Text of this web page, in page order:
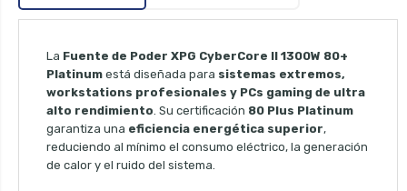
La Fuente de Poder XPG CyberCore II 1300W 80+
Platinum está diseñada para sistemas extremos,
workstations profesionales y PCs gaming de ultra
alto rendimiento . Su certificación 80 Plus Platinum
garantiza una eficiencia energética superior,
reduciendo al mínimo el consumo eléctrico, la generación
de calor y el ruido del sistema.